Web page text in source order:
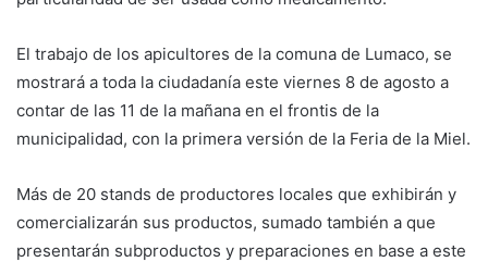
El trabajo de los apicultores de la comuna de Lumaco, se
mostrará a toda la ciudadanía este viernes 8 de agosto a
contar de las 11 de la mañana en el frontis de la
municipalidad, con la primera versión de la Feria de la Miel.
Más de 20 stands de productores locales que exhibirán y
comercializarán sus productos, sumado también a que
presentarán subproductos y preparaciones en base a este